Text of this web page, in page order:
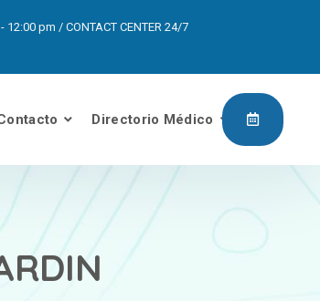
pm / CONTACT CENTER 24/7
Directorio Médico